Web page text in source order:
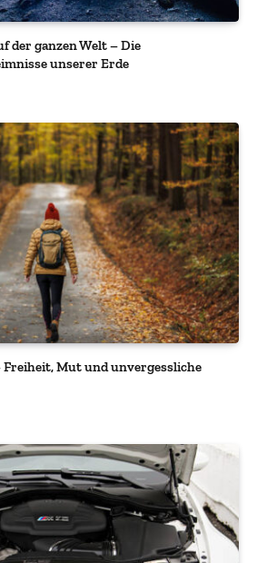
der ganzen Welt – Die
unserer Erde
Freiheit, Mut und unvergessliche